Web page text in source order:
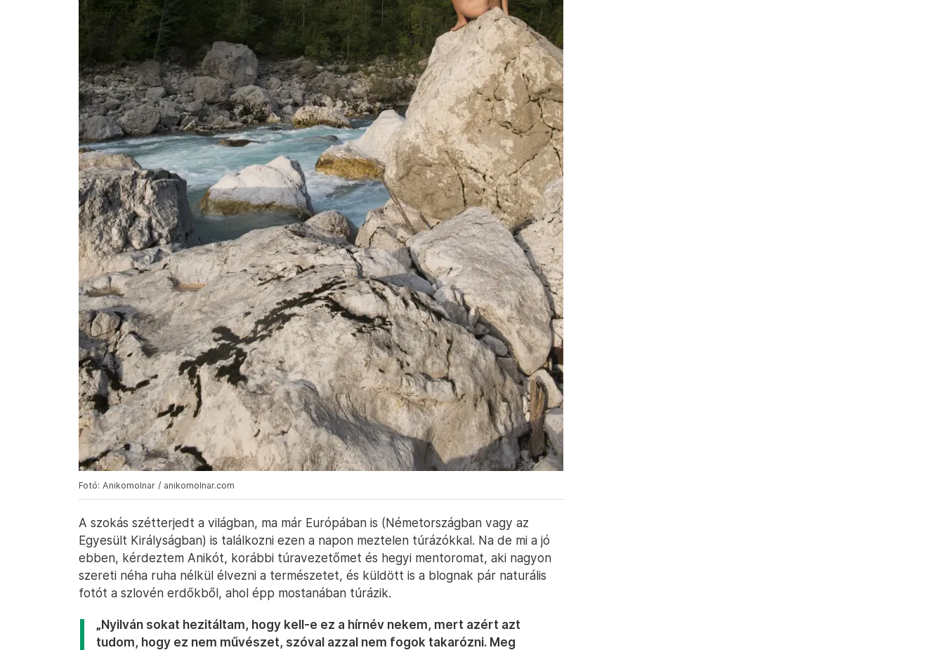
Fotó: Anikomolnar / anikomolnar.com
A szokás szétterjedt a világban, ma már Európában is (Németországban vagy az
Egyesült Királyságban) is találkozni ezen a napon meztelen túrázókkal. Na de mi a jó
ebben, kérdeztem Anikót, korábbi túravezetőmet és hegyi mentoromat, aki nagyon
szereti néha ruha nélkül élvezni a természetet, és küldött is a blognak pár naturális
fotót a szlovén erdőkből, ahol épp mostanában túrázik.
„Nyilván sokat hezitáltam, hogy kell-e ez a hírnév nekem, mert azért azt
tudom, hogy ez nem művészet, szóval azzal nem fogok takarózni. Meg